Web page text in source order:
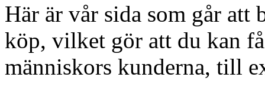
Här är vår sida som går
köp, vilket gör att du kan
människors kunderna, till